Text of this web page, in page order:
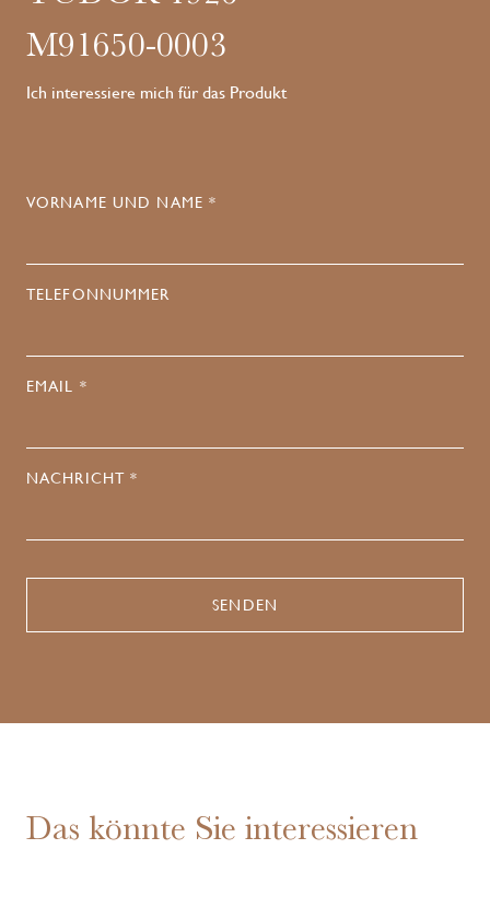
M91650-0003
Ich interessiere mich für das Produkt
VORNAME UND NAME *
TELEFONNUMMER
EMAIL *
NACHRICHT *
Das könnte Sie interessieren